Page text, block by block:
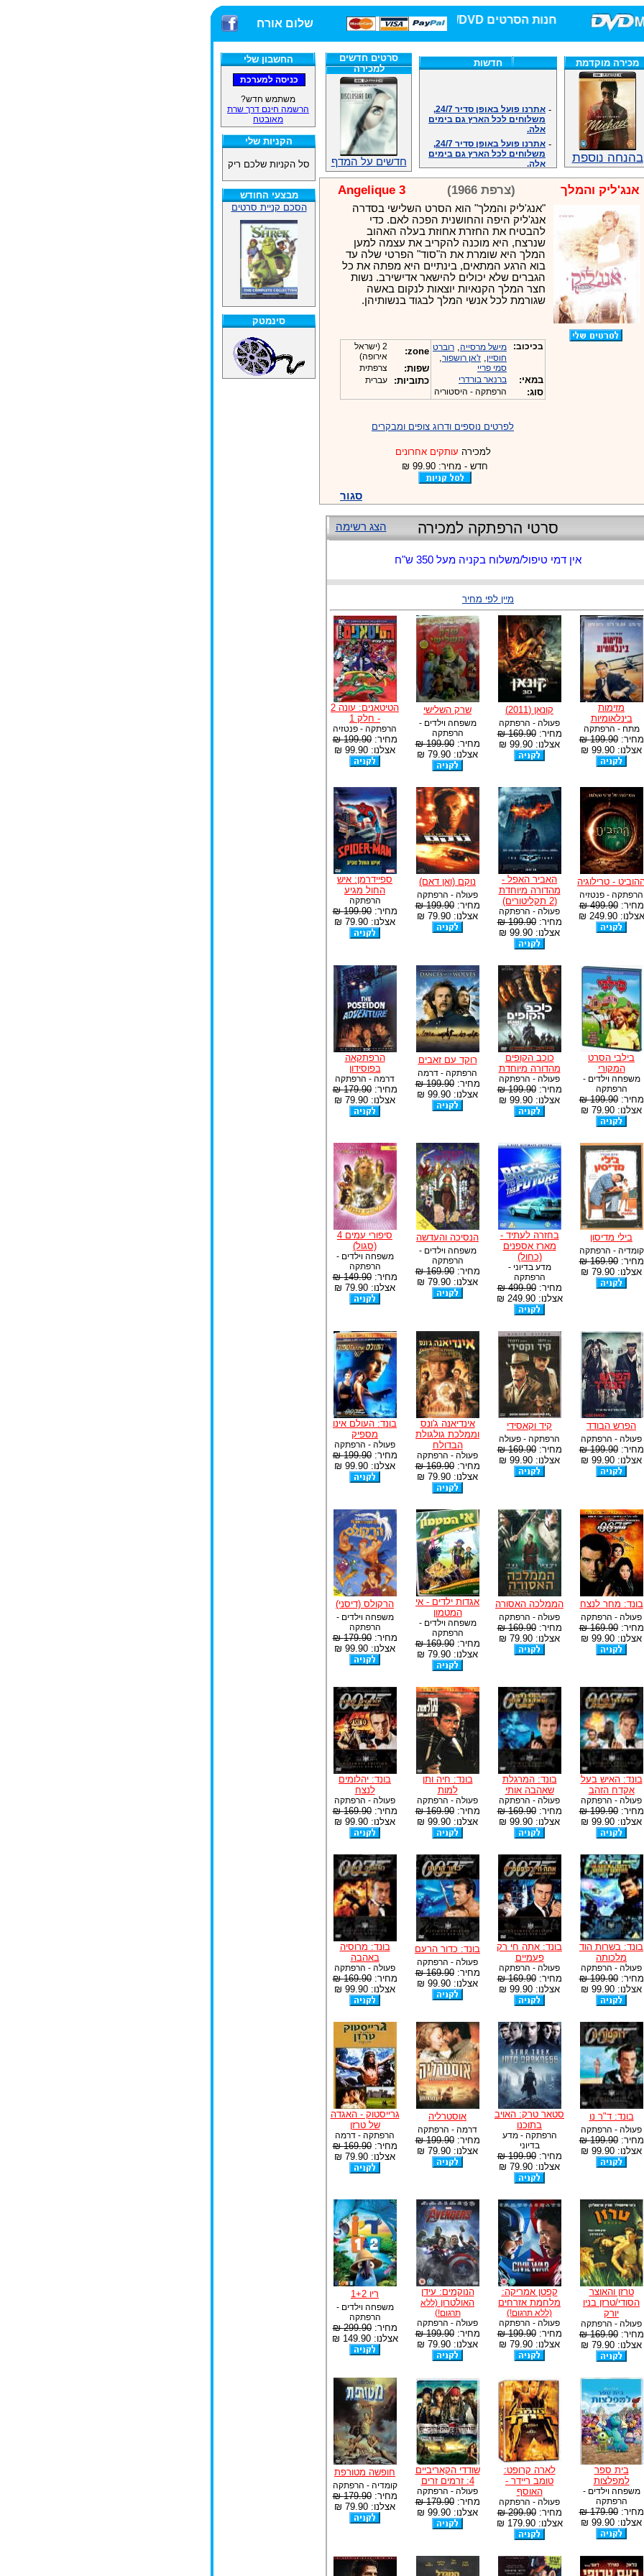
חנות הסרטים DVD/בלו-ריי/3D הגדולה ביותר! שלום אורח
החשבון שלי
משתמש חדש?
הרשמה חינם דרך שרת
מאובטח
הקניות שלי
סל הקניות שלכם ריק
מבצעי החודש
הסכם קניית סרטים
סינמטק
מכירה מוקדמת
בהנחה נוספת
חדשות
משלוחים לכל הארץ גם בימים
אלה.
משלוחים לכל הארץ גם בימים
אלה.
-אנחנו כאן לכול שאלה וזמינים
במענה הטלפוני שלנו.ובמייל
.האתר לרשותכם פעיל 24/7
מענה טלפוני: 09-7652392
צוות דיוידי מאסטר ישיר.
זמינים במייל ובטלפון. האתר
לרשותכם פעיל 24/7
צוות דיוידי מאסטר ישיר.
אנחנו כאן לכול שאלה וזמינים
במענה הטלפוני שלנו.ובמייל
.האתר לרשותכם 24/7
מענה טלפוני: 09-7652392
סרטים חדשים
למכירה
חדשים על המדף
אנג'ליק והמלך (צרפת 1966) Angelique 3
"אנג'ליק והמלך" הוא הסרט השלישי בסדרה
אנג'ליק היפה והחושנית הפכה לאם. כדי
להבטיח את החזרת אחוזת בעלה האהוב
שנרצח, היא מוכנה להקריב את עצמה למען
המלך היא שומרת את ה"סוד" הפרטי שלה עד
בוא הרגע המתאים, בינתיים היא מפתה את כל
הגברים שלא יכולים להישאר אדישירב. נשות
חצר המלך הקנאיות יוצאות לנקום באשה
שגורמת לכל אנשי המלך לבגוד בנשותיהן.
בכיכוב: מישל מרסייה, רוברט
חוסיין, ז'אן רושפור,
סמי פריי
במאי: ברנאר בורדרי
סוג: הרפתקה - היסטוריה
zone:
2 (ישראל
אירופה)
שפות: צרפתית
כתוביות: עברית
לפרטים נוספים ודרוג צופים ומבקרים
למכירה עותקים אחרונים
חדש - מחיר: 99.90 ₪
סגור
הצג רשימה סרטי הרפתקה למכירה
אין דמי טיפול/משלוח בקניה מעל 350 ש"ח
מיין לפי מחיר
מזימות
בינלאומיות
מתח - הרפתקה
מחיר:199.90 ₪
אצלנו: 99.90 ₪
קונאן (2011)
פעולה - הרפתקה
מחיר:169.90 ₪
אצלנו: 99.90 ₪
שרק השלישי
משפחה וילדים -
הרפתקה
מחיר:199.90 ₪
אצלנו: 79.90 ₪
הטיטאנים: עונה 2
- חלק 1
הרפתקה - פנטזיה
מחיר:199.90 ₪
אצלנו: 99.90 ₪
- טרילוגיה
הרפתקה - פנטזיה
מחיר:499.90 ₪
אצלנו: 249.90 ₪
האביר האפל -
מהדורה מיוחדת
(2 תקליטורים)
פעולה - הרפתקה
מחיר:199.90 ₪
אצלנו: 99.90 ₪
נוקם (ואן דאם)
פעולה - הרפתקה
מחיר:199.90 ₪
אצלנו: 79.90 ₪
ספיידרמן: איש
החול מגיע
הרפתקה
מחיר:199.90 ₪
אצלנו: 79.90 ₪
בילבי הסרט
המקורי
משפחה וילדים -
הרפתקה
מחיר:199.90 ₪
אצלנו: 79.90 ₪
כוכב הקופים
מהדורה מיוחדת
פעולה - הרפתקה
מחיר:199.90 ₪
אצלנו: 99.90 ₪
רוקד עם זאבים
הרפתקה - דרמה
מחיר:199.90 ₪
אצלנו: 99.90 ₪
הרפתקאה
בפוסידון
דרמה - הרפתקה
מחיר:179.90 ₪
אצלנו: 79.90 ₪
בילי מדיסון
קומדיה - הרפתקה
מחיר:169.90 ₪
אצלנו: 79.90 ₪
בחזרה לעתיד -
מארז אספנים
(כחול)
מדע בדיוני -
הרפתקה
מחיר:499.90 ₪
אצלנו: 249.90 ₪
הנסיכה והעדשה
משפחה וילדים -
הרפתקה
מחיר:169.90 ₪
אצלנו: 79.90 ₪
סיפורי עמים 4
(סגול)
משפחה וילדים -
הרפתקה
מחיר:149.90 ₪
אצלנו: 79.90 ₪
הפרש הבודד
פעולה - הרפתקה
מחיר:199.90 ₪
אצלנו: 99.90 ₪
קיד וקאסידי
הרפתקה - פעולה
מחיר:169.90 ₪
אצלנו: 99.90 ₪
אינדיאנה ג'ונס
וממלכת גולגולת
הבדולח
פעולה - הרפתקה
מחיר:169.90 ₪
אצלנו: 79.90 ₪
בונד: העולם אינו
מספיק
פעולה - הרפתקה
מחיר:199.90 ₪
אצלנו: 99.90 ₪
בונד: מחר לנצח
פעולה - הרפתקה
מחיר:169.90 ₪
אצלנו: 99.90 ₪
הממלכה האסורה
פעולה - הרפתקה
מחיר:169.90 ₪
אצלנו: 79.90 ₪
אגדות ילדים - אי
המטמון
משפחה וילדים -
הרפתקה
מחיר:169.90 ₪
אצלנו: 79.90 ₪
הרקולס (דיסני)
משפחה וילדים -
הרפתקה
מחיר:179.90 ₪
אצלנו: 99.90 ₪
בונד: האיש בעל
אקדח הזהב
פעולה - הרפתקה
מחיר:199.90 ₪
אצלנו: 99.90 ₪
בונד: המרגלת
שאהבה אותי
פעולה - הרפתקה
מחיר:169.90 ₪
אצלנו: 99.90 ₪
בונד: חיה ותן
למות
פעולה - הרפתקה
מחיר:169.90 ₪
אצלנו: 99.90 ₪
בונד: יהלומים
לנצח
פעולה - הרפתקה
מחיר:169.90 ₪
אצלנו: 99.90 ₪
בונד: בשרות הוד
מלכותה
פעולה - הרפתקה
מחיר:199.90 ₪
אצלנו: 99.90 ₪
בונד: אתה חי רק
פעמיים
פעולה - הרפתקה
מחיר:169.90 ₪
אצלנו: 99.90 ₪
בונד: כדור הרעם
פעולה - הרפתקה
מחיר:169.90 ₪
אצלנו: 99.90 ₪
בונד: מרוסיה
באהבה
פעולה - הרפתקה
מחיר:169.90 ₪
אצלנו: 99.90 ₪
בונד: ד"ר נו
פעולה - הרפתקה
מחיר:199.90 ₪
אצלנו: 99.90 ₪
סטאר טרק: האויב
בתוכנו
הרפתקה - מדע
בדיוני
מחיר:199.90 ₪
אצלנו: 79.90 ₪
אוסטרליה
דרמה - הרפתקה
מחיר:199.90 ₪
אצלנו: 79.90 ₪
גרייסטוק - האגדה
של טרזן
הרפתקה - דרמה
מחיר:169.90 ₪
אצלנו: 79.90 ₪
טרזן והאוצר
הסודי/טרזן בניו
יורק
פעולה - הרפתקה
מחיר:169.90 ₪
אצלנו: 79.90 ₪
קפטן אמריקה:
מלחמת אזרחים
(ללא תרגום!)
פעולה - הרפתקה
מחיר:199.90 ₪
אצלנו: 79.90 ₪
הנוקמים: עידן
האולטרון (ללא
תרגום!)
פעולה - הרפתקה
מחיר:199.90 ₪
אצלנו: 79.90 ₪
ריו 1+2
משפחה וילדים -
הרפתקה
מחיר:299.90 ₪
אצלנו: 149.90 ₪
בית ספר
למפלצות
משפחה וילדים -
הרפתקה
מחיר:179.90 ₪
אצלנו: 99.90 ₪
לארה קרופט:
טומב ריידר -
האוסף
פעולה - הרפתקה
מחיר:299.90 ₪
אצלנו: 179.90 ₪
שודדי הקאריביים
4: זרמים זרים
פעולה - הרפתקה
מחיר:179.90 ₪
אצלנו: 99.90 ₪
חופשה מטורפת
קומדיה - הרפתקה
מחיר:179.90 ₪
אצלנו: 79.90 ₪